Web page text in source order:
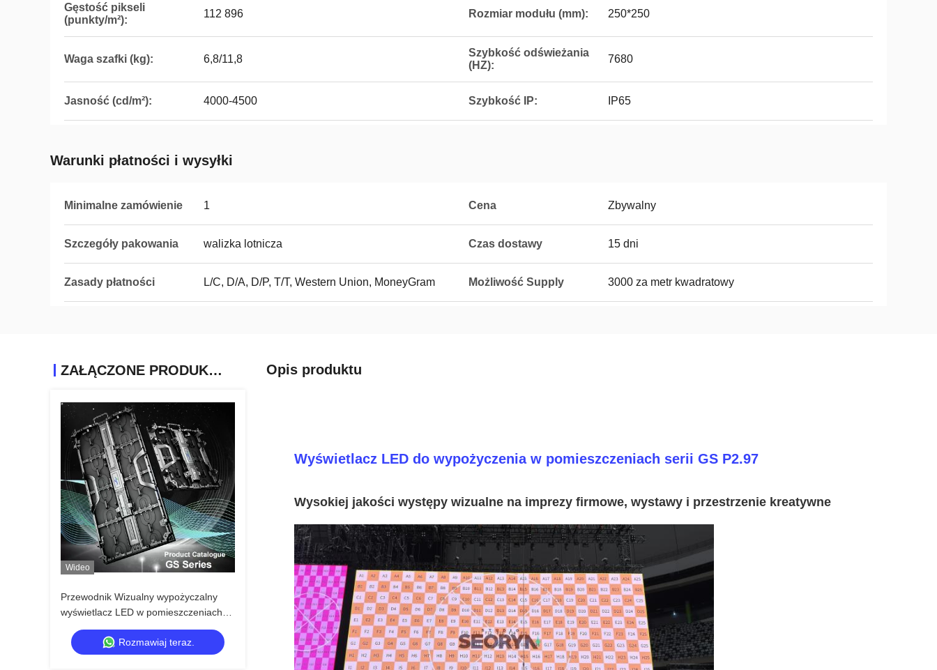
Gęstość pikseli
(punkty/m²):
112 896 Rozmiar modułu (mm): 250*250
Waga szafki (kg): 6,8/11,8
Szybkość odświeżania
(HZ):
7680
Jasność (cd/m²): 4000-4500 Szybkość IP: IP65
Warunki płatności i wysyłki
Minimalne zamówienie 1 Cena Zbywalny
Szczegóły pakowania walizka lotnicza Czas dostawy 15 dni
Zasady płatności L/C, D/A, D/P, T/T, Western Union, MoneyGram Możliwość Supply 3000 za metr kwadratowy
ZAŁĄCZONE PRODUKTY
Wideo
Przewodnik Wizualny wypożyczalny
wyświetlacz LED w pomieszczeniach
wewnętrznych serii GS P4.81 do
dużych imprez, opłacalny 7680Hz CE
Rozmawiaj teraz.
Opis produktu
Wyświetlacz LED do wypożyczenia w pomieszczeniach serii GS P2.97
Wysokiej jakości występy wizualne na imprezy firmowe, wystawy i przestrzenie kreatywne